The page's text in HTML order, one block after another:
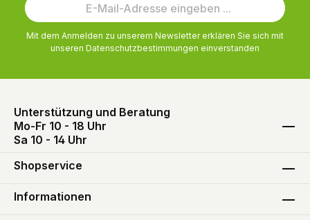
Mit dem Anmelden zu unserem Newsletter erklären Sie sich mit
unseren Datenschutzbestimmungen einverstanden
Unterstützung und Beratung
Mo-Fr 10 - 18 Uhr
Sa 10 - 14 Uhr
Shopservice
Informationen